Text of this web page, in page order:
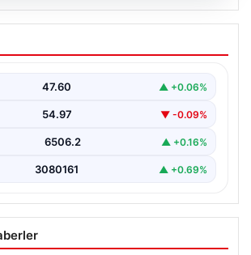
25 Mayıs: Petrol fiyatları
kadar oldu? Brent petrol
47.60 ▲ +0.06%
54.97 ▼ -0.09%
6506.2 ▲ +0.16%
3080161 ▲ +0.69%